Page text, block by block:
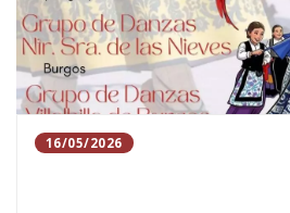
16/05/2026